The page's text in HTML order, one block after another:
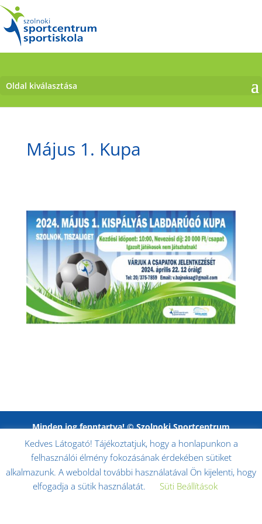
Oldal kiválasztása
Május 1. Kupa
Minden jog fenntartva! © Szolnoki Sportcentrum
Nonprofit Kft. 2017. -Impresszum | Adatkezelési
tájékoztató|Adatkezelési tájékoztató kiegészítése
Kedves Látogató! Tájékoztatjuk, hogy a honlapunkon a
felhasználói élmény fokozásának érdekében sütiket
alkalmazunk. A weboldal további használatával Ön kijelenti, hogy
elfogadja a sütik használatát.
Süti Beállítások